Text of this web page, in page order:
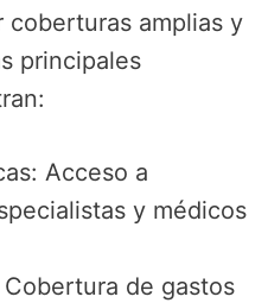
amplias y
principales
Acceso a
y médicos
de gastos